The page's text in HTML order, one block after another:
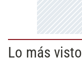
Lo más visto